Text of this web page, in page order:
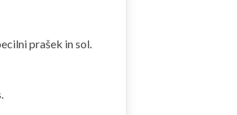
prašek in sol.